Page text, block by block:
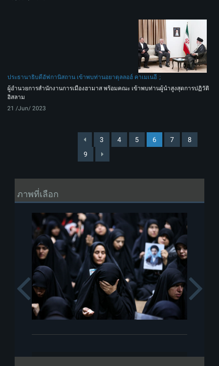
ประธานาธิบดีอัฟกานิสถาน เข้าพบท่านอยาตุลลอฮ์ คาเมเนอี
ผู้อำนวยการสำนักงานการเมืองฮามาส พร้อมคณะ เข้าพบท่านผู้นำสูงสุดการปฏิวัติ
อิสลาม
21 /Jun/ 2023
3 4 5 6 7
8
9
ภาพที่เลือก
Previous